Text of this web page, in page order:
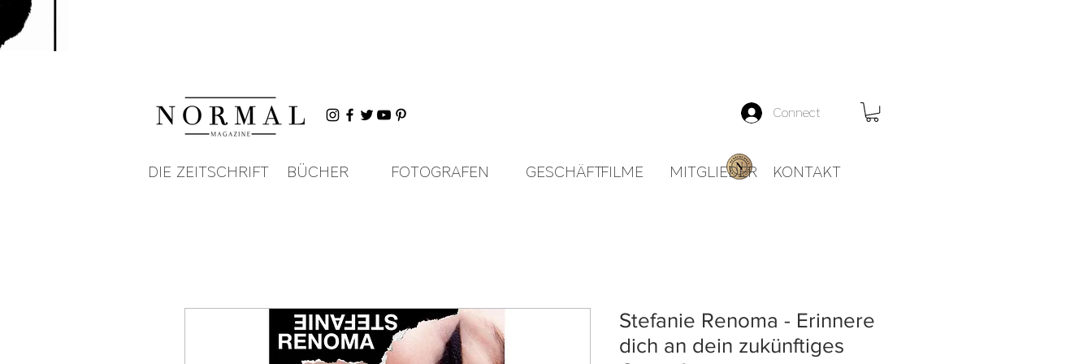
Connect
Stefanie Renoma - Erinnere
dich an dein zukünftiges
DIE ZEITSCHRIFT BÜCHER FOTOGRAFEN GESCHÄFTFILME MITGLIEDER KONTAKT